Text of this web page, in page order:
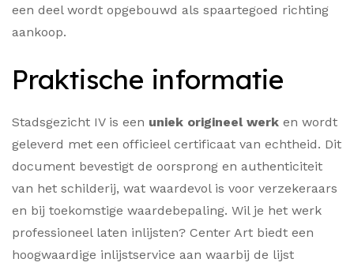
een deel wordt opgebouwd als spaartegoed richting
aankoop.
Praktische informatie
Stadsgezicht IV is een uniek origineel werk en wordt
geleverd met een officieel certificaat van echtheid. Dit
document bevestigt de oorsprong en authenticiteit
van het schilderij, wat waardevol is voor verzekeraars
en bij toekomstige waardebepaling. Wil je het werk
professioneel laten inlijsten? Center Art biedt een
hoogwaardige inlijstservice aan waarbij de lijst